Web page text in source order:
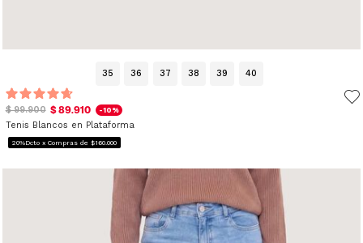
35 36 37 38 39 40
$ 99.900 $ 89.910 -10%
Tenis Blancos en Plataforma
20%Dcto x Compras de $160.000